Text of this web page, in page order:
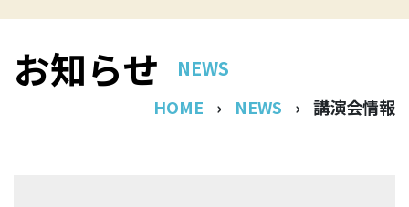
お知らせ NEWS
HOME › NEWS › 講演会情報